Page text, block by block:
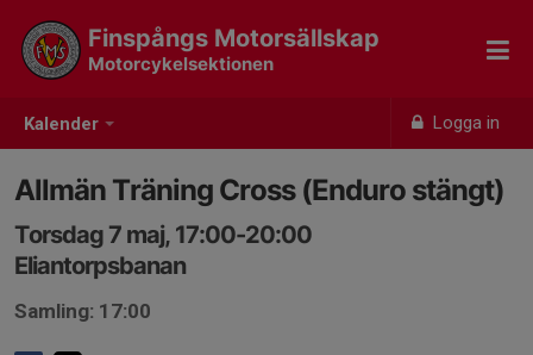
Kalender Logga in
Finspångs Motorsällskap
Motorcykelsektionen
Allmän Träning Cross (Enduro stängt)
Torsdag 7 maj, 17:00-20:00
Eliantorpsbanan
Samling: 17:00